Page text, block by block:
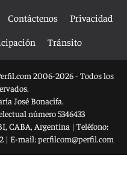
Contáctenos
Privacidad
Tránsito
2006-2026 - Todos los
José Bonacifa.
número 5346433
, CABA, Argentina | Teléfono:
| E-mail:perfilcom@perfil.com